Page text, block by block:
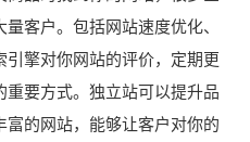
客户。包括网站速度优化、
擎对你网站的评价，定期更
要方式。独立站可以提升品
的网站，能够让客户对你的